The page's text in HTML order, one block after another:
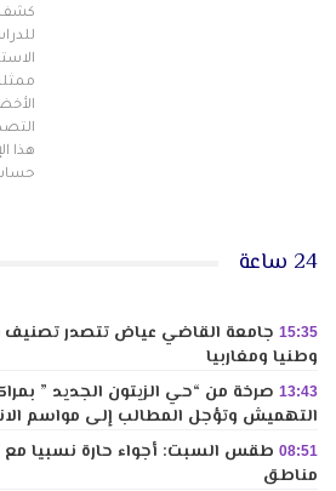
كشف
هذا
حساب
24 ساعة
15:35
وطنيا ومغاربيا
13:43 صرخة من “حي الزيتون الجديد ”
التهميش وتؤجل المطالب إلى مواسم
08:51 طقس السبت: أجواء حارة نسبيا مع
مناطق